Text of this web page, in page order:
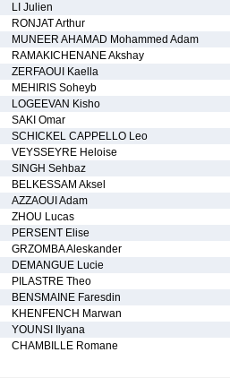
LI Julien
RONJAT Arthur
MUNEER AHAMAD Mohammed Adam
RAMAKICHENANE Akshay
ZERFAOUI Kaella
MEHIRIS Soheyb
LOGEEVAN Kisho
SAKI Omar
SCHICKEL CAPPELLO Leo
VEYSSEYRE Heloise
SINGH Sehbaz
BELKESSAM Aksel
AZZAOUI Adam
ZHOU Lucas
PERSENT Elise
GRZOMBA Aleskander
DEMANGUE Lucie
PILASTRE Theo
BENSMAINE Faresdin
KHENFENCH Marwan
YOUNSI Ilyana
CHAMBILLE Romane